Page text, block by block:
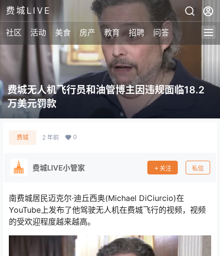
费城LIVE
社区 活动 美食 房产 教育 招聘 问答
费城无人机飞行员和油管博主因违规面临18.2
万美元罚款
费城 2 年前 0
费城LIVE小管家 关注 私信
南费城居民迈克尔·迪丘西奥(Michael DiCiurcio)在
YouTube上发布了他驾驶无人机在费城飞行的视频，视频
的受欢迎程度越来越高。